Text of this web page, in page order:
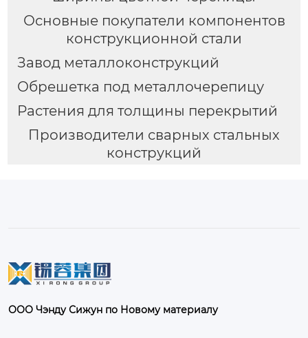
Основные покупатели компонентов
конструкционной стали
Завод металлоконструкций
Обрешетка под металлочерепицу
Растения для толщины перекрытий
Производители сварных стальных
конструкций
ООО Чэнду Сижун по Новому материалу